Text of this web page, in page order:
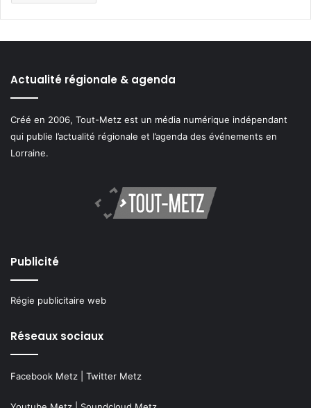
Actualité régionale & agenda
Créé en 2006, Tout-Metz est un média numérique indépendant
qui publie l’actualité régionale et l’agenda des événements en
Lorraine.
Publicité
Régie publicitaire web
Réseaux sociaux
Facebook Metz Twitter Metz